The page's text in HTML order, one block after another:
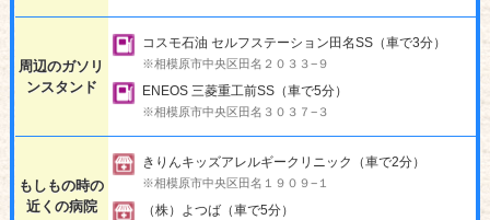
周辺のガソリ
ンスタンド
コスモ石油 セルフステーション田名SS（車で3分）
※相模原市中央区田名２０３３−９
ENEOS 三菱重工前SS（車で5分）
※相模原市中央区田名３０３７−３
もしもの時の
近くの病院
きりんキッズアレルギークリニック（車で2分）
※相模原市中央区田名１９０９−１
（株）よつば（車で5分）